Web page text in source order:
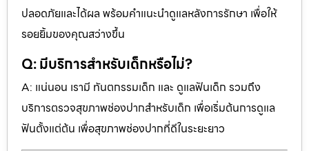
ปลอดภัยและได้ผล พร้อมคำแนะนำดูแลหลังการรักษา เพื่อให้
รอยยิ้มของคุณสว่างขึ้น
Q: มีบริการสำหรับเด็กหรือไม่?
A: แน่นอน เรามี ทันตกรรมเด็ก และ ดูแลฟันเด็ก รวมถึง
บริการตรวจสุขภาพช่องปากสำหรับเด็ก เพื่อเริ่มต้นการดูแล
ฟันตั้งแต่ต้น เพื่อสุขภาพช่องปากที่ดีในระยะยาว